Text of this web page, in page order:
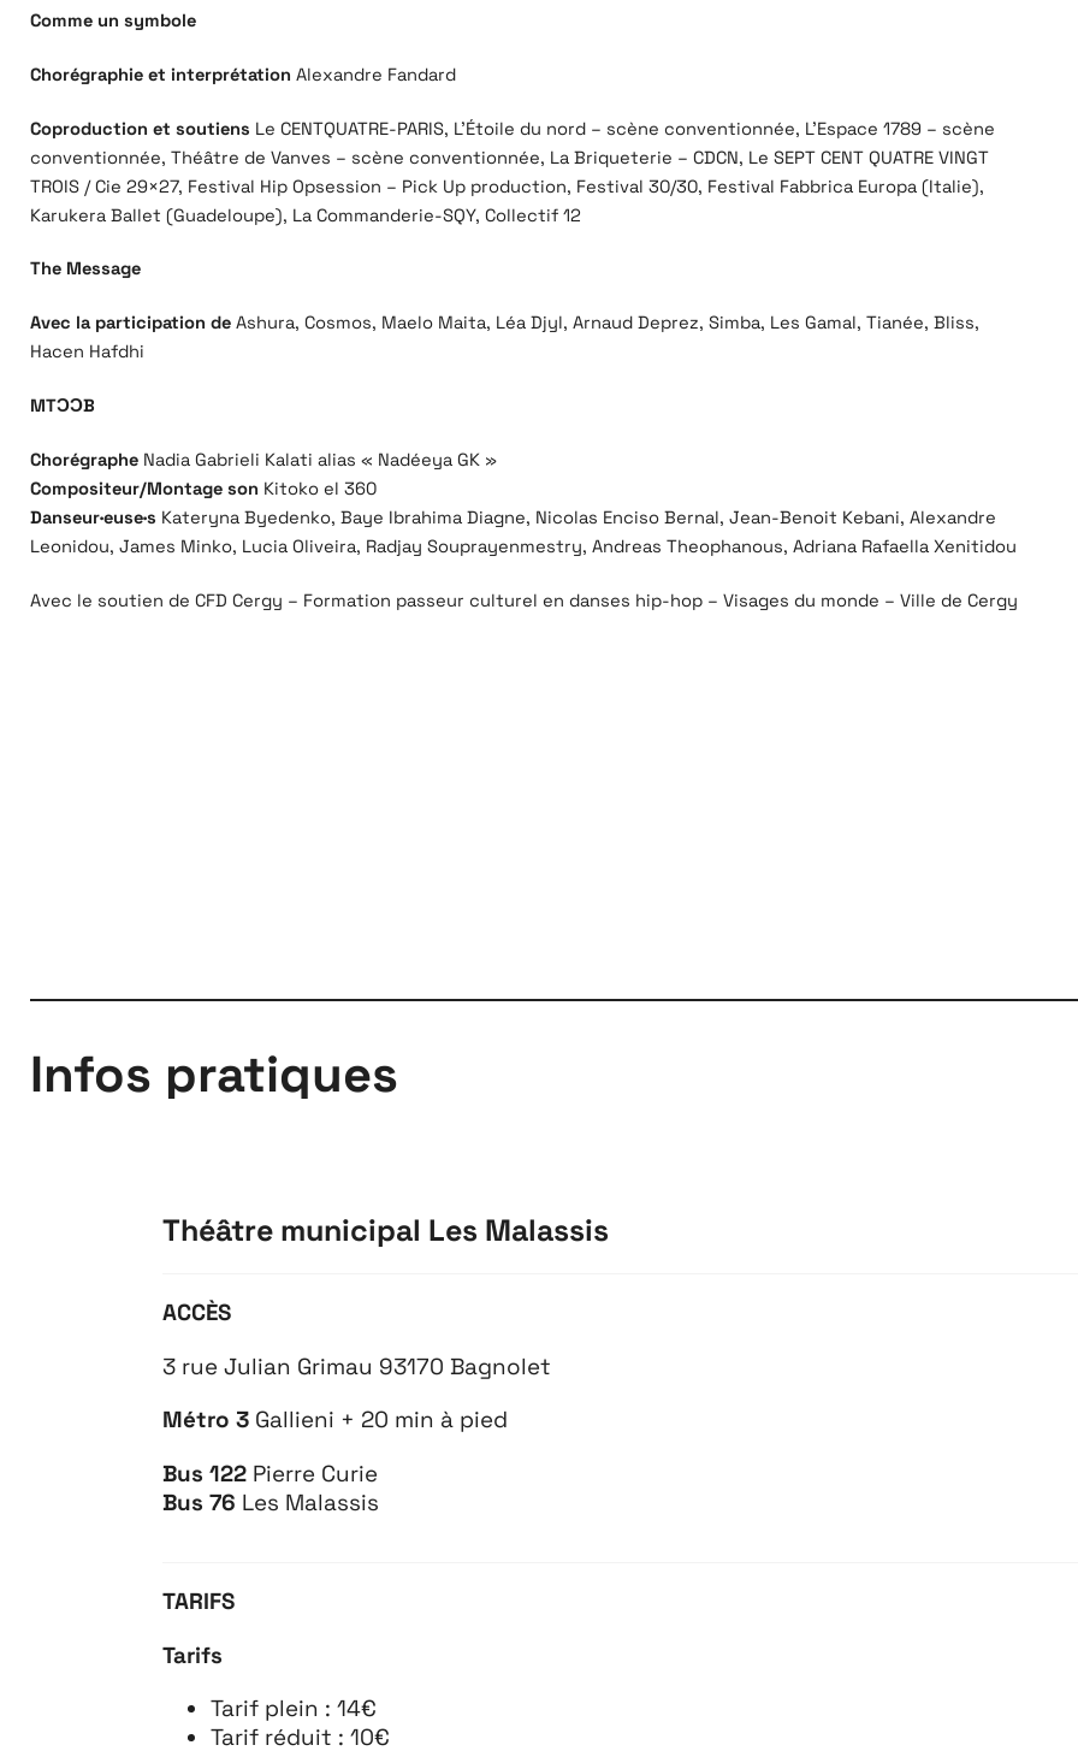
Comme un symbole
Chorégraphie et interprétation Alexandre Fandard
Coproduction et soutiens Le CENTQUATRE-PARIS, L’Étoile du nord – scène conventionnée, L’Espace 1789 – scène
conventionnée, Théâtre de Vanves – scène conventionnée, La Briqueterie – CDCN, Le SEPT CENT QUATRE VINGT
TROIS / Cie 29×27, Festival Hip Opsession – Pick Up production, Festival 30/30, Festival Fabbrica Europa (Italie),
Karukera Ballet (Guadeloupe), La Commanderie-SQY, Collectif 12
The Message
Avec la participation deAshura, Cosmos, Maelo Maita, Léa Djyl, Arnaud Deprez, Simba, Les Gamal, Tianée, Bliss,
Hacen Hafdhi
MTƆƆB
ChorégrapheNadia Gabrieli Kalati alias « Nadéeya GK »
Compositeur/Montage son Kitoko el 360
Danseur·euse·s Kateryna Byedenko, Baye Ibrahima Diagne, Nicolas Enciso Bernal, Jean-Benoit Kebani, Alexandre
Leonidou, James Minko, Lucia Oliveira, Radjay Souprayenmestry, Andreas Theophanous, Adriana Rafaella Xenitidou
Avec le soutien de CFD Cergy – Formation passeur culturel en danses hip-hop – Visages du monde – Ville de Cergy
Infos pratiques
Théâtre municipal Les Malassis
ACCÈS
3 rue Julian Grimau 93170 Bagnolet
Métro 3Gallieni + 20 min à pied
Bus 122Pierre Curie
Bus 76 Les Malassis
TARIFS
Tarifs
Tarif plein : 14€
Tarif réduit : 10€